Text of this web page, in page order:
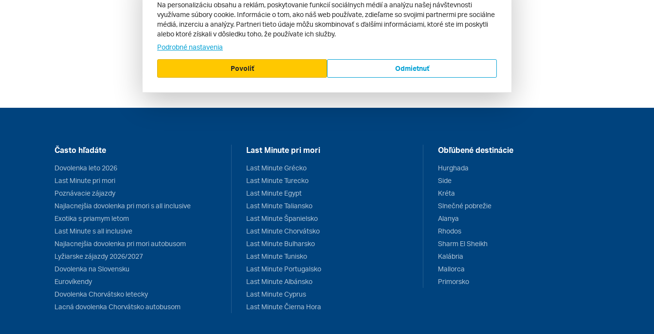
Často hľadáte
Dovolenka leto 2026
Last Minute pri mori
Poznávacie zájazdy
Najlacnejšia dovolenka pri mori s all inclusive
Exotika s priamym letom
Last Minute s all inclusive
Najlacnejšia dovolenka pri mori autobusom
Lyžiarske zájazdy 2026/2027
Dovolenka na Slovensku
Eurovíkendy
Dovolenka Chorvátsko letecky
Lacná dovolenka Chorvátsko autobusom
Last Minute pri mori
Last Minute Grécko
Last Minute Turecko
Last Minute Egypt
Last Minute Taliansko
Last Minute Španielsko
Last Minute Chorvátsko
Last Minute Bulharsko
Last Minute Tunisko
Last Minute Portugalsko
Last Minute Albánsko
Last Minute Cyprus
Last Minute Čierna Hora
Obľúbené destinácie
Hurghada
Side
Kréta
Slnečné pobrežie
Alanya
Rhodos
Sharm El Sheikh
Kalábria
Mallorca
Primorsko
Na personalizáciu obsahu a reklám, poskytovanie funkcií sociálnych médií a analýzu našej návštevnosti
využívame súbory cookie. Informácie o tom, ako náš web používate, zdieľame so svojimi partnermi pre sociálne
médiá, inzerciu a analýzy. Partneri tieto údaje môžu skombinovať s ďalšími informáciami, ktoré ste im poskytli
alebo ktoré získali v dôsledku toho, že používate ich služby.
Podrobné nastavenia
Odmietnuť
Povoliť